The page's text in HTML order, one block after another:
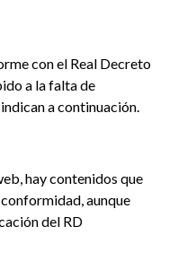
con el Real Decreto
a la falta de
a continuación.
hay contenidos que
aunque
del RD